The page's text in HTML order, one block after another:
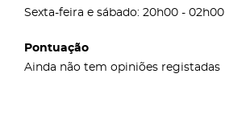
Sexta-feira e sábado: 20h00 - 02h00
Pontuação
Ainda não tem opiniões registadas